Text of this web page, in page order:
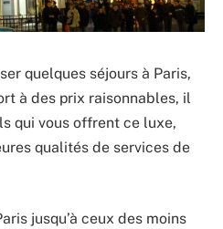
quelques séjours à Paris,
à des prix raisonnables, il
qui vous offrent ce luxe,
qualités de services de
jusqu’à ceux des moins